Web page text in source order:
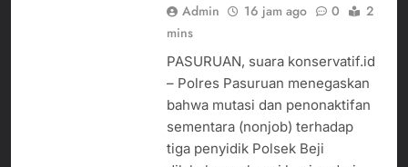
Admin 16 jam ago 0
2
mins
PASURUAN, suara konservatif.id
– Polres Pasuruan menegaskan
bahwa mutasi dan penonaktifan
sementara (nonjob) terhadap
tiga penyidik Polsek Beji